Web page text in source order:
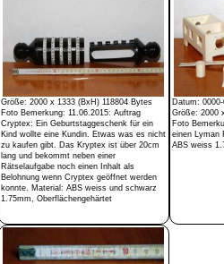
Größe: 2000 x 1333 (BxH) 118804 Bytes
Foto Bemerkung: 11.06.2015: Auftrag
Cryptex: Ein Geburtstaggeschenk für ein
Kind wollte eine Kundin. Etwas was es nicht
zu kaufen gibt. Das Kryptex ist über 20cm
lang und bekommt neben einer
Rätselaufgabe noch einen Inhalt als
Belohnung wenn Cryptex geöffnet werden
konnte. Material: ABS weiss und schwarz
1.75mm, Oberflächengehärtet
Datum:
Größe: 2000
Foto
einen Lyman
ABS weiss